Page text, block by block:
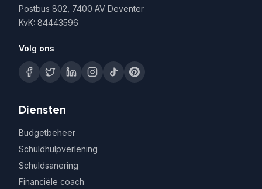
Postbus 802, 7400 AV Deventer
KvK: 84443596
Volg ons
Diensten
Budgetbeheer
Schuldhulpverlening
Schuldsanering
Financiële coach